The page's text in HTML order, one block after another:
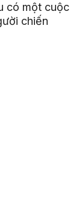
có một cuộc
chiến